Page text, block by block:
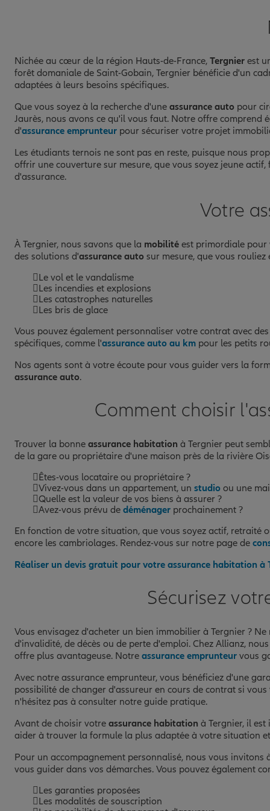
Nichée au cœur de la région Hauts-de-France, Tergnier est
forêt domaniale de Saint-Gobain, Tergnier bénéficie d'un
adaptées à leurs besoins spécifiques.
Que vous soyez à la recherche d'une assurance auto pour
Jaurès, nous avons ce qu'il vous faut. Notre offre comprend
d'assurance emprunteur pour sécuriser votre projet
Les étudiants ternois ne sont pas en reste, puisque nous
offrir une couverture sur mesure, que vous soyez jeune
d'assurance.
Votre
À Tergnier, nous savons que la mobilité est primordiale pour
des solutions d'assurance auto sur mesure, que vous
Le vol et le vandalisme
Les incendies et explosions
Les catastrophes naturelles
Les bris de glace
Vous pouvez également personnaliser votre contrat avec
spécifiques, comme l'assurance auto au km pour les petits
Nos agents sont à votre écoute pour vous guider vers la
assurance auto.
Comment choisir
Trouver la bonne assurance habitation à Tergnier peut
de la gare ou propriétaire d'une maison près de la rivière
Êtes-vous locataire ou propriétaire ?
Vivez-vous dans un appartement, un studio ou une
Quelle est la valeur de vos biens à assurer ?
Avez-vous prévu de déménager prochainement ?
En fonction de votre situation, que vous soyez actif, retraité
encore les cambriolages. Rendez-vous sur notre page de
Réaliser un devis gratuit pour votre assurance habitation à
Sécurisez
Vous envisagez d'acheter un bien immobilier à Tergnier ?
d'invalidité, de décès ou de perte d'emploi. Chez Allianz,
offre plus avantageuse. Notre assurance emprunteur vous
Avec notre assurance emprunteur, vous bénéficiez d'une
possibilité de changer d'assureur en cours de contrat si
n'hésitez pas à consulter notre guide pratique.
Avant de choisir votre assurance habitation à Tergnier, il
aider à trouver la formule la plus adaptée à votre situation
Pour un accompagnement personnalisé, nous vous
vous guider dans vos démarches. Vous pouvez également
Les garanties proposées
Les modalités de souscription